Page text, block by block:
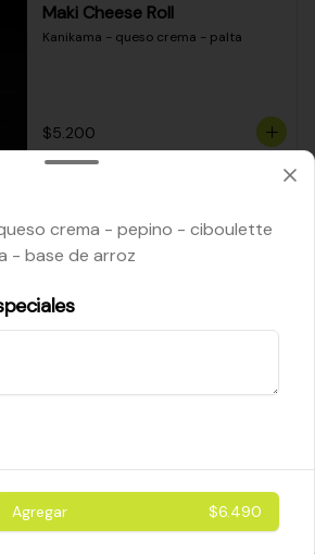
Maki Cheese Roll
Kanikama - queso crema - palta
$5.200
Queso crema - palta - cebollín
$5.200
$5.800
crema - pepino - ciboulette
- base de arroz
Agregar $6.490